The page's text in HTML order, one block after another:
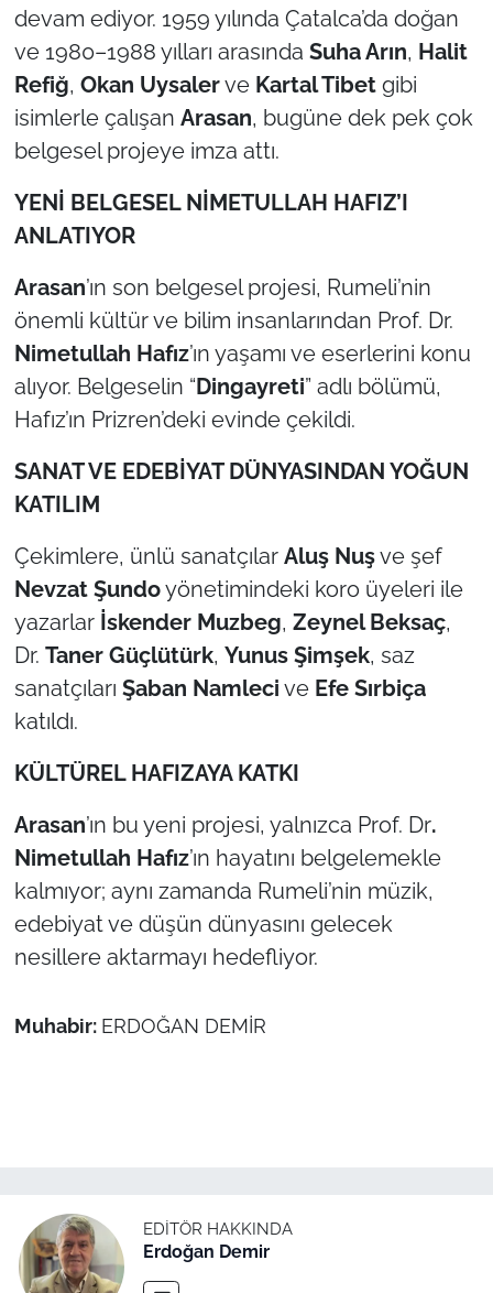
devam ediyor. 1959 yılında Çatalca’da doğan
ve 1980–1988 yılları arasında Suha Arın, Halit
Refiğ, Okan Uysalerve Kartal Tibetgibi
isimlerle çalışan Arasan, bugüne dek pek çok
belgesel projeye imza attı.
YENİ BELGESEL NİMETULLAH HAFIZ’I
ANLATIYOR
Arasan’ın son belgesel projesi, Rumeli’nin
önemli kültür ve bilim insanlarından Prof. Dr.
Nimetullah Hafız’ın yaşamı ve eserlerini konu
alıyor. Belgeselin “Dingayreti” adlı bölümü,
Hafız’ın Prizren’deki evinde çekildi.
SANAT VE EDEBİYAT DÜNYASINDAN YOĞUN
KATILIM
Çekimlere, ünlü sanatçılar Aluş Nuşve şef
Nevzat Şundoyönetimindeki koro üyeleri ile
yazarlar İskender Muzbeg, Zeynel Beksaç,
Dr. Taner Güçlütürk, Yunus Şimşek, saz
sanatçıları Şaban Namleci ve Efe Sırbiça
katıldı.
KÜLTÜREL HAFIZAYA KATKI
Arasan’ın bu yeni projesi, yalnızca Prof. Dr.
Nimetullah Hafız’ın hayatını belgelemekle
kalmıyor; aynı zamanda Rumeli’nin müzik,
edebiyat ve düşün dünyasını gelecek
nesillere aktarmayı hedefliyor.
Muhabir: ERDOĞAN DEMİR
EDITÖR HAKKINDA
Erdoğan Demir
Genel
Politika
Flaş Haber
Dış Haberler
İş Dünyası
English News
Canlı Maç
Genel-A
Gündem-Eğitim